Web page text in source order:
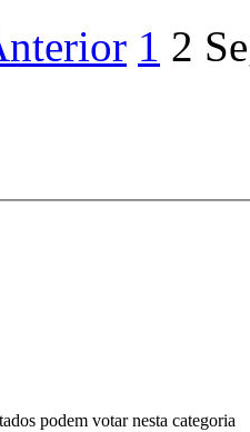
1 2
podem votar nesta categoria